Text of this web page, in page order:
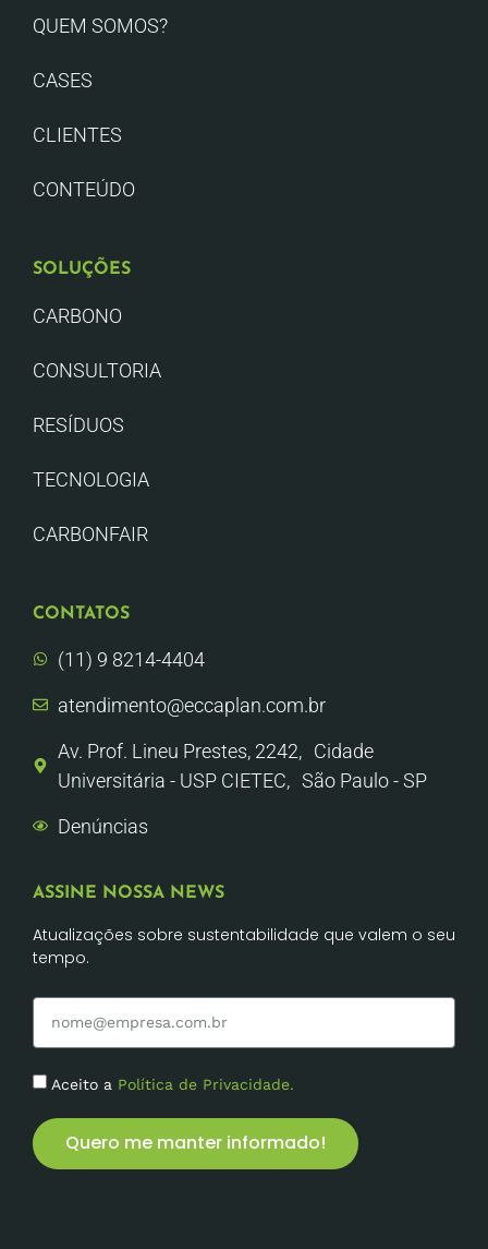
QUEM SOMOS?
CASES
CLIENTES
CONTEÚDO
SOLUÇÕES
CARBONO
CONSULTORIA
RESÍDUOS
TECNOLOGIA
CARBONFAIR
CONTATOS
(11) 9 8214-4404
atendimento@eccaplan.com.br
Av. Prof. Lineu Prestes, 2242, Cidade
Universitária - USP CIETEC, São Paulo - SP
Denúncias
ASSINE NOSSA NEWS
Atualizações sobre sustentabilidade que valem o seu
tempo.
Aceito a Política de Privacidade.
Quero me manter informado!